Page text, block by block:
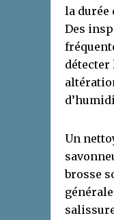
la durée
Des
détecter
Un
brosse